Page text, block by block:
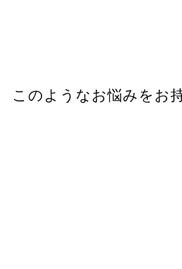
このようなお悩みをお